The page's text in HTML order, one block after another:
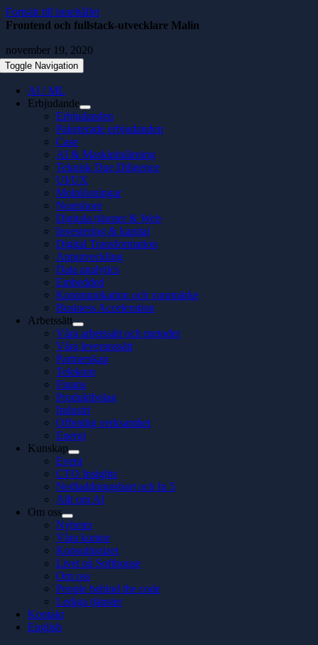
Fortsätt till innehållet
Toggle Navigation
AI / ML
Erbjudande
Erbjudanden
Paketerade erbjudanden
Case
AI & Maskininlärning
Teknisk Due Diligence
UI/UX
Molnlösningar
Nearshore
Digitala tjänster & Web
Investering & kapital
Digital Transformation
Apputveckling
Data analytics
Embedded
Kommunikation och varumärke
Business Acceleration
Arbetssätt
Våra arbetssätt och metoder
Våra leveranssätt
Partnerskap
Telekom
Finans
Produktbolag
Industri
Offentlig verksamhet
Energi
Kunskap
Event
CTO Insights
Nedladdningsbart och In 5
Allt om AI
Om oss
Nyheter
Våra kontor
Konsultquizet
Livet på Softhouse
Om oss
People behind the code
Lediga tjänster
Kontakt
English
Frontend och fullstack-utvecklare Malin
november 19, 2020